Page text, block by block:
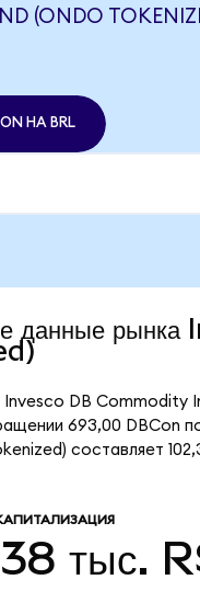
(ONDO
НА BRL
данные
DB Commodity
693,00 DBCon
составляет
тыс.